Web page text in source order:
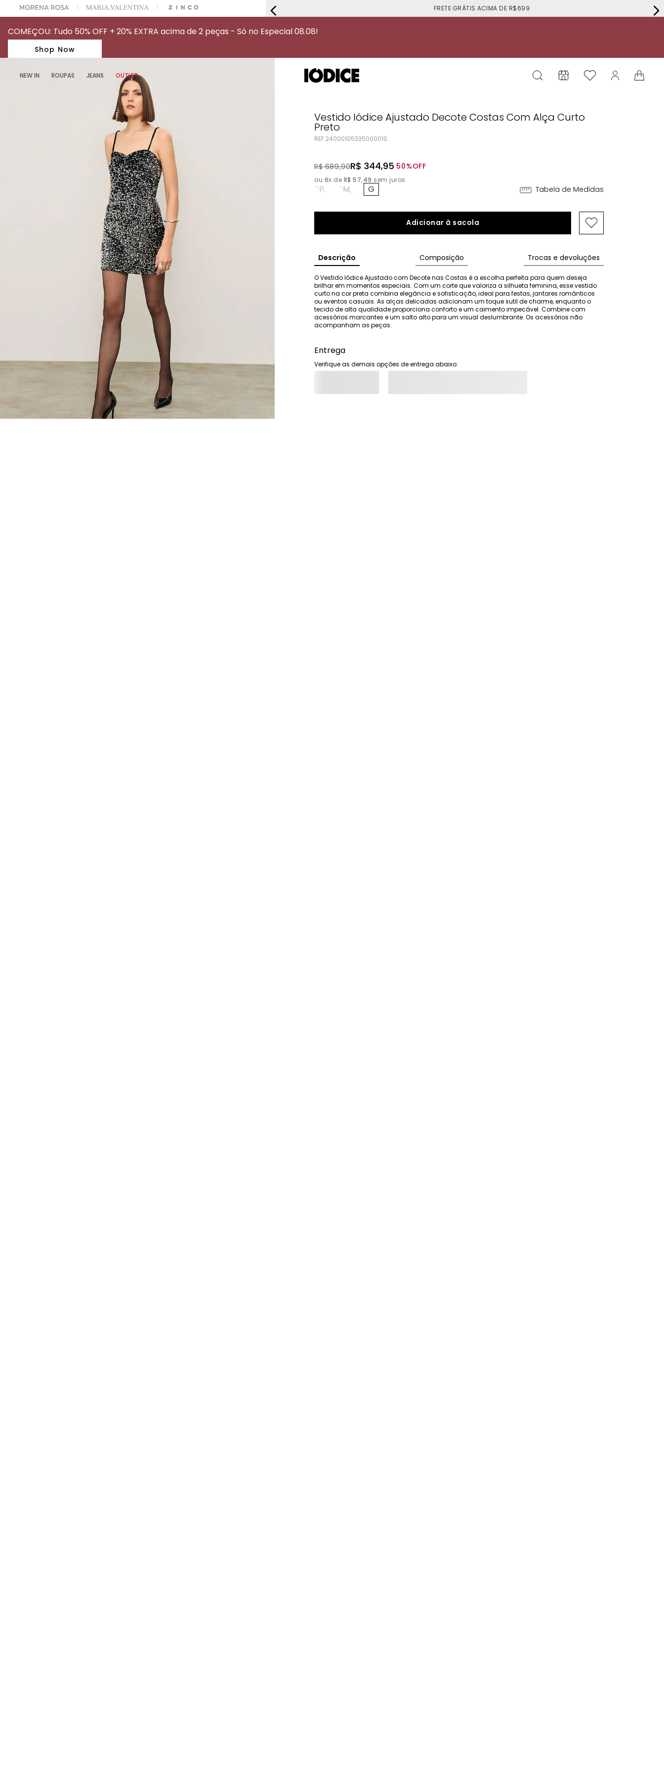
ESCOLHER SEU LOOK? FALE COM NOSSA PERSONAL SHOPPER. FRETE GRÁTIS ACIMA DE R$699
COMEÇOU: Tudo 50% OFF + 20% EXTRA acima de 2 peças - Só no Especial 08.08!
Shop Now
NEW IN ROUPAS JEANS OUTLET
Vestido Iódice Ajustado Decote Costas Com Alça Curto
Preto
REF.24000105335000010
R$ 689,90R$ 344,95 50%OFF
ou 6x de R$ 57,49 sem juros
P M G Tabela de Medidas
Adicionar à sacola
Descrição Composição Trocas e devoluções
O Vestido Iódice Ajustado com Decote nas Costas é a escolha perfeita para quem deseja
brilhar em momentos especiais. Com um corte que valoriza a silhueta feminina, esse vestido
curto na cor preta combina elegância e sofisticação, ideal para festas, jantares românticos
ou eventos casuais. As alças delicadas adicionam um toque sutil de charme, enquanto o
tecido de alta qualidade proporciona conforto e um caimento impecável. Combine com
acessórios marcantes e um salto alto para um visual deslumbrante. Os acessórios não
acompanham as peças.
Entrega
Verifique as demais opções de entrega abaixo: